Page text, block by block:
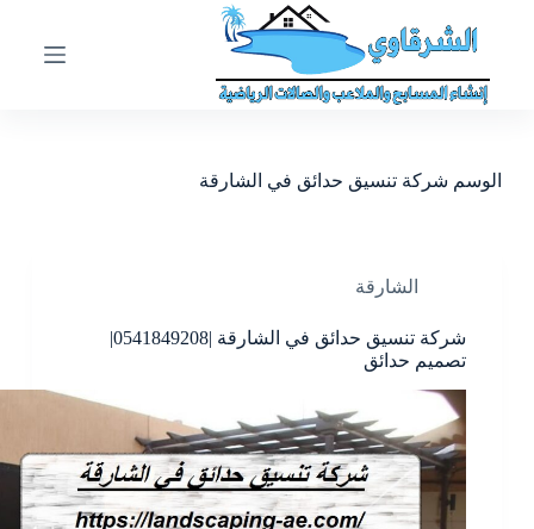
ى
الوسم شركة تنسيق حدائق في الشارقة
الشارقة
شركة تنسيق حدائق في الشارقة |0541849208|
تصميم حدائق